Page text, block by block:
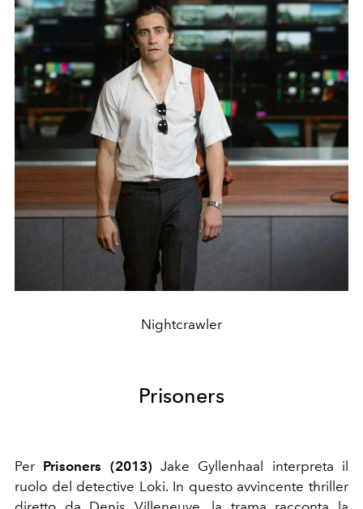
Nightcrawler
Prisoners
Per Prisoners (2013) Jake Gyllenhaal interpreta il
ruolo del detective Loki. In questo avvincente thriller